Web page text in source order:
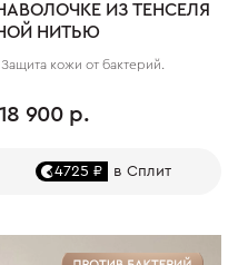
ИЗ ТЕНСЕЛЯ
НИТЬЮ
кожи от бактерий.
18 900 р.
4725 ₽ в Сплит